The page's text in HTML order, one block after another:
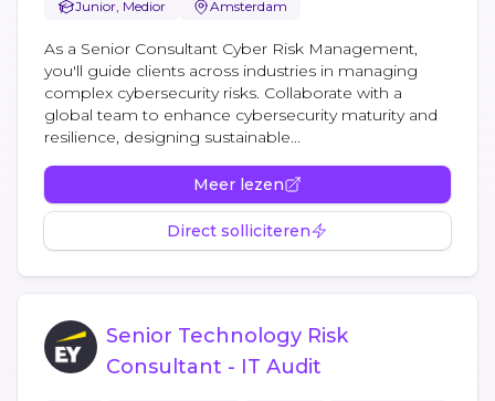
Junior, Medior
Amsterdam
As a Senior Consultant Cyber Risk Management,
you'll guide clients across industries in managing
complex cybersecurity risks. Collaborate with a
global team to enhance cybersecurity maturity and
resilience, designing sustainable...
Meer lezen
Direct solliciteren
Senior Technology Risk
Consultant - IT Audit